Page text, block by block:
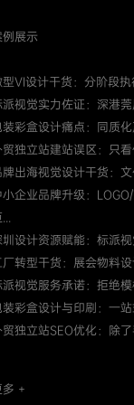
例展示
型VI设计干货：分阶段执
派视觉实力佐证：深港
装彩盒设计痛点：同质
贸独立站建站误区：只
牌出海视觉设计干货：
企业品牌升级：LOGO/
圳设计资源赋能：标派
厂转型干货：展会物料
派视觉服务承诺：拒绝
装彩盒设计与印刷：一
独立站SEO优化：除
多 +